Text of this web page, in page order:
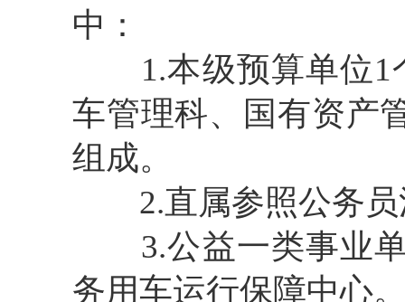
中：
1.本级预算单位1
车管理科、国有资产
组成。
2.直属参照公务员
3.公益一类事业单
务用车运行保障中心